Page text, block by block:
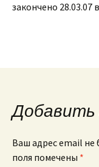
закончено 28.03.07
Ваш адрес email не
поля помечены *